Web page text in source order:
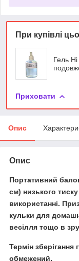
При купівлі
Гель
Приховати
Опис
Опис
Портативний
см) низького
використанні.
кульки для
весілля тощо в
Термін
обмежений.